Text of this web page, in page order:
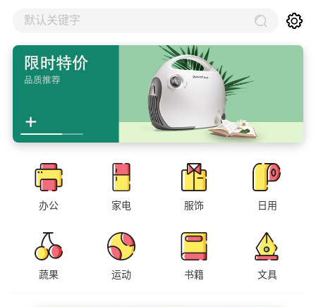
默认关键字
办公 家电 服饰 日用
蔬果 运动 书籍 文具